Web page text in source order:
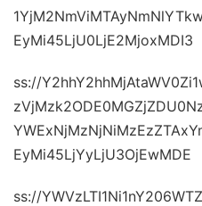
EyMi45LjU0LjE2MjoxMDI3
ss://
EyMi45LjYyLjU3OjEwMDE
ss://